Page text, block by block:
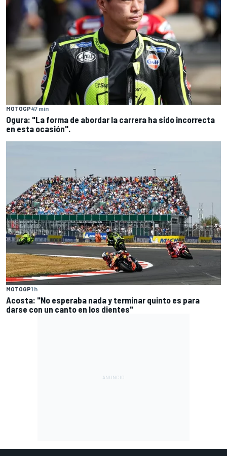
MOTOGP47 min
Ogura: "La forma de abordar la carrera ha sido incorrecta
en esta ocasión".
MOTOGP1 h
Acosta: "No esperaba nada y terminar quinto es para
darse con un canto en los dientes"